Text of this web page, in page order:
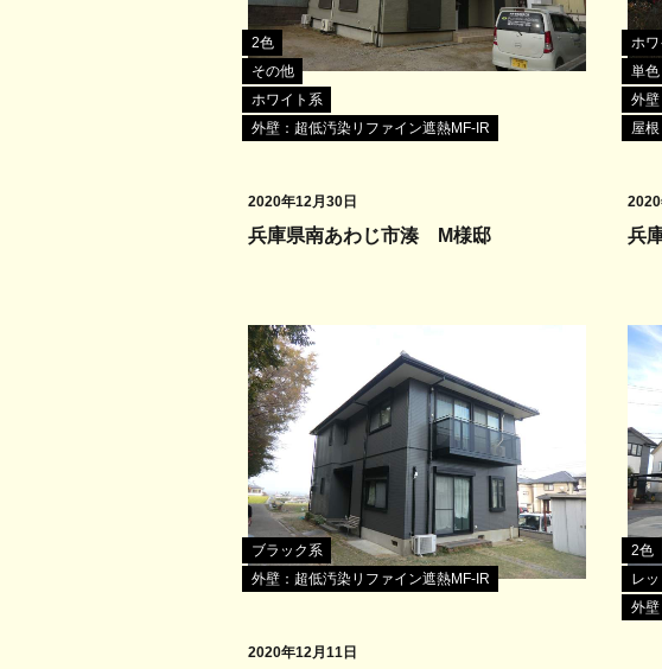
2色
その他
ホワイト系
外壁：超低汚染リファイン遮熱MF-IR
2020年12月30日
兵庫県南あわじ市湊 M様邸
ホ
単色
外
屋
兵
ブラック系
外壁：超低汚染リファイン遮熱MF-IR
2020年12月11日
2色
レ
外